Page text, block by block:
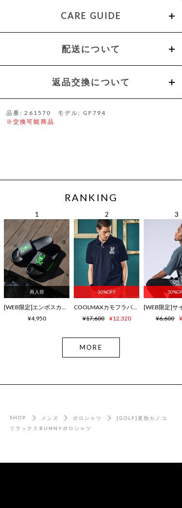
CARE GUIDE
配送について
返品交換について
品番: 261570 モデル: GF794
※交換可能商品
RANKING
再入荷
[WEB限定]エンボスカラーロゴ シャワーサンダル
¥4,950
30%OFF
COOLMAXカモフラバニー鹿の子ポロシャツ
¥17,600
¥12,320 ¥6,600
MORE
SHOP メンズ ポロシャツ
[GOLF]遮熱カノコ
リラックスBUNNYポロシャツ